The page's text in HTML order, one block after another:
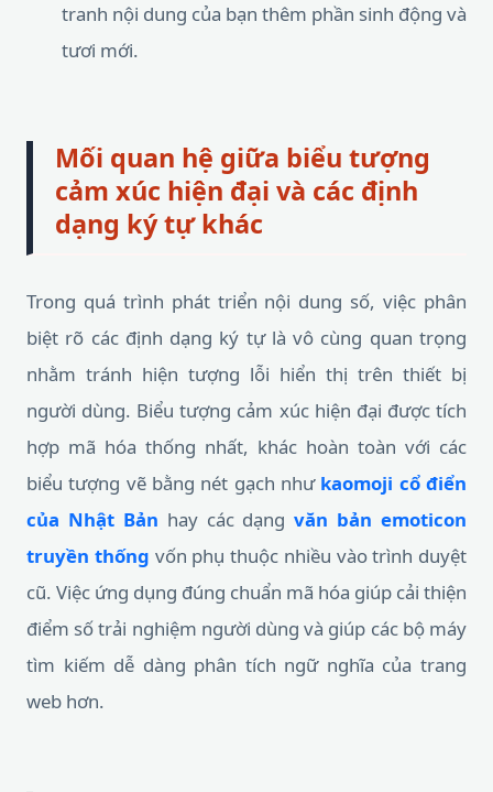
tranh nội dung của bạn thêm phần sinh động và
tươi mới.
Mối quan hệ giữa biểu tượng
cảm xúc hiện đại và các định
dạng ký tự khác
Trong quá trình phát triển nội dung số, việc phân
biệt rõ các định dạng ký tự là vô cùng quan trọng
nhằm tránh hiện tượng lỗi hiển thị trên thiết bị
người dùng. Biểu tượng cảm xúc hiện đại được tích
hợp mã hóa thống nhất, khác hoàn toàn với các
biểu tượng vẽ bằng nét gạch như kaomoji cổ điển
của Nhật Bản hay các dạngvăn bản emoticon
truyền thống vốn phụ thuộc nhiều vào trình duyệt
cũ. Việc ứng dụng đúng chuẩn mã hóa giúp cải thiện
điểm số trải nghiệm người dùng và giúp các bộ máy
tìm kiếm dễ dàng phân tích ngữ nghĩa của trang
web hơn.